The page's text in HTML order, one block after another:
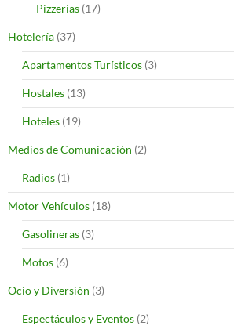
Pizzerías (17)
Hotelería (37)
Apartamentos Turísticos (3)
Hostales (13)
Hoteles (19)
Medios de Comunicación (2)
Radios (1)
Motor Vehículos (18)
Gasolineras (3)
Motos (6)
Ocio y Diversión (3)
Espectáculos y Eventos (2)